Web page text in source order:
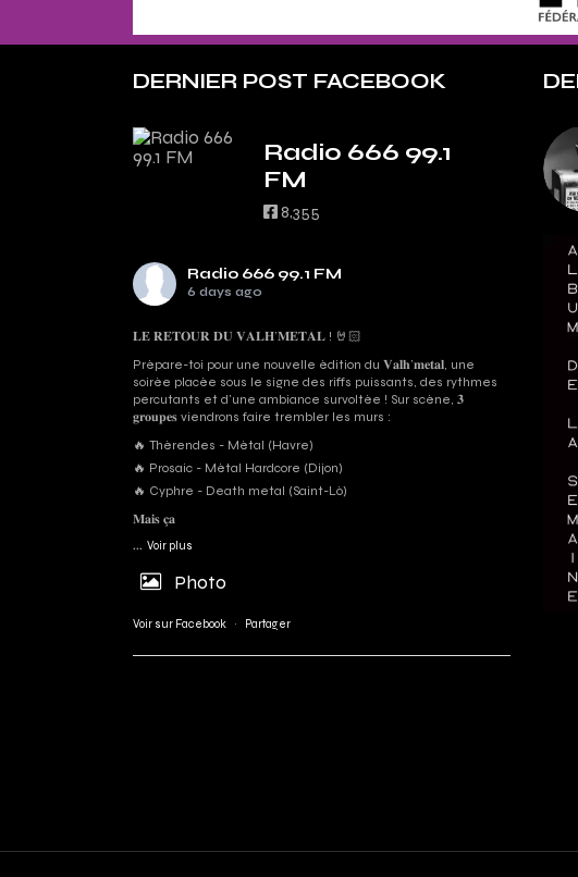
DERNIER POST FACEBOOK
Radio 666 99.1
FM
8,355
Radio 666 99.1 FM
6 days ago
𝐋𝐄 𝐑𝐄𝐓𝐎𝐔𝐑 𝐃𝐔 𝐕𝐀𝐋𝐇’𝐌𝐄𝐓𝐀𝐋 ! 🤘🏻
Prépare-toi pour une nouvelle édition du 𝐕𝐚𝐥𝐡’𝐦𝐞𝐭𝐚𝐥, une
soirée placée sous le signe des riffs puissants, des rythmes
percutants et d'une ambiance survoltée ! Sur scène, 𝟑
𝐠𝐫𝐨𝐮𝐩𝐞𝐬 viendrons faire trembler les murs :
🔥 Thérendes - Métal (Havre)
🔥 Prosaic - Métal Hardcore (Dijon)
🔥 Cyphre - Death metal (Saint-Lô)
𝐌𝐚𝐢𝐬 𝐜̧𝐚
... Voir plus
Photo
Voir sur Facebook · Partager